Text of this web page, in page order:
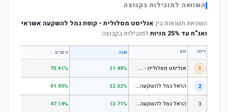
השוואה למובילות בקבוצה
השוואת תשואות בין אנליסט מסלולית - קופת גמל להשקעה אשראי
ואג"ח עד 25% מניות
למובילות בקבוצה:
דירוג שם שנה ↕ 3 שנים ↕
1 א
נליסט מסלולית - קופת גמל להשקעה מניות 21.49%
75.91%
2 ה
ראל גמל להשקעה מניות 22.32%
91.93%
3 ה
ראל גמל להשקעה כללי 13.71%
47.14%